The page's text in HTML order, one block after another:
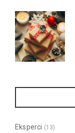
Eksperci (13)